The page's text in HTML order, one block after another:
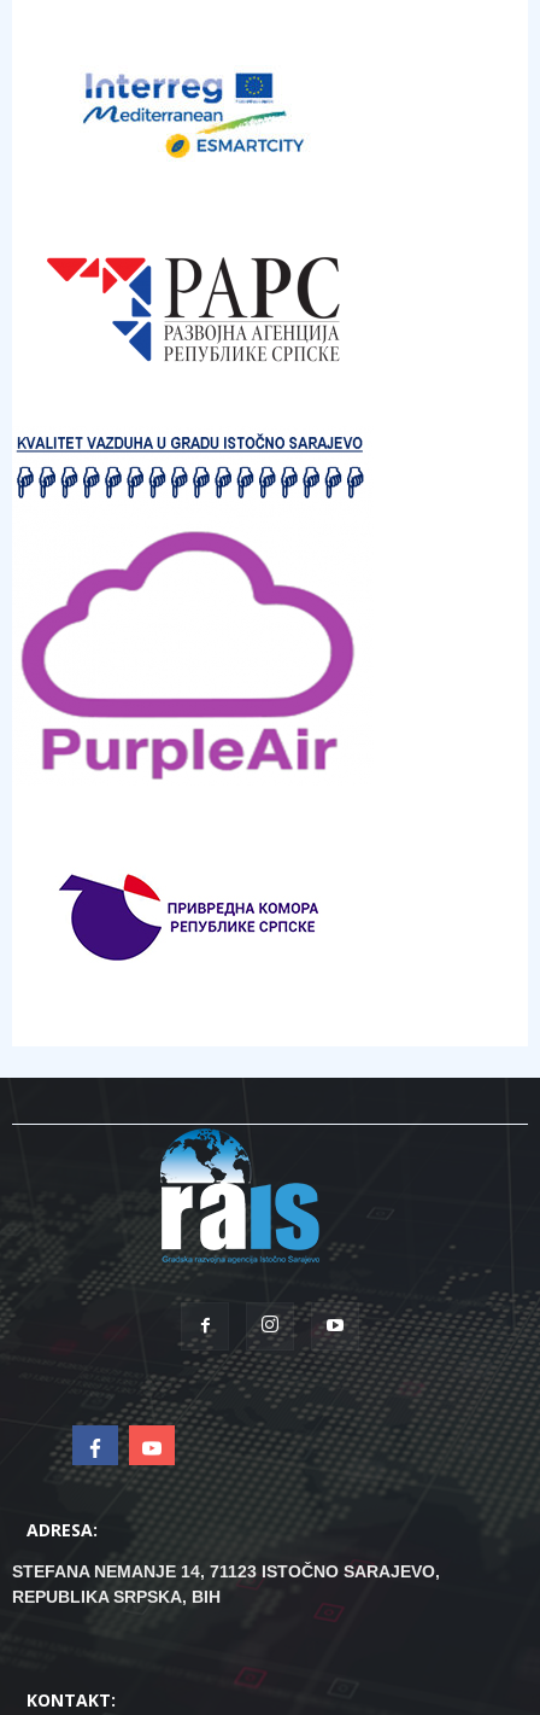
ADRESA:
STEFANA NEMANJE 14, 71123 ISTOČNO SARAJEVO,
REPUBLIKA SRPSKA, BIH
KONTAKT: